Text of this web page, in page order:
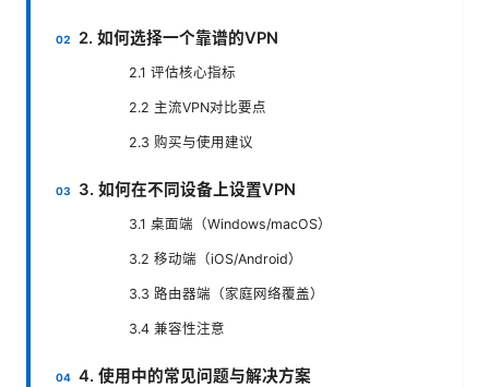
2. 如何选择一个靠谱的VPN
2.1 评估核心指标
2.2 主流VPN对比要点
2.3 购买与使用建议
3. 如何在不同设备上设置VPN
3.1 桌面端（Windows/macOS）
3.2 移动端（iOS/Android）
3.3 路由器端（家庭网络覆盖）
3.4 兼容性注意
4. 使用中的常见问题与解决方案